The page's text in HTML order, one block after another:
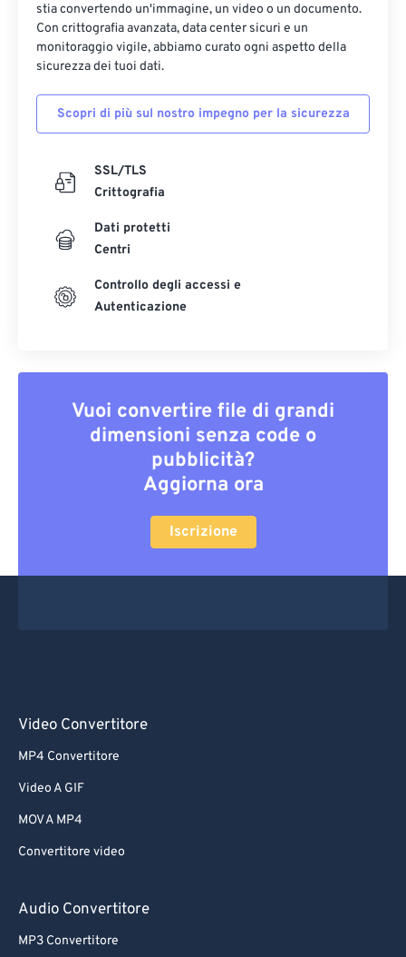
stia convertendo un'immagine, un video o un documento.
Con crittografia avanzata, data center sicuri e un
monitoraggio vigile, abbiamo curato ogni aspetto della
sicurezza dei tuoi dati.
Scopri di più sul nostro impegno per la sicurezza
SSL/TLS
Crittografia
Dati protetti
Centri
Controllo degli accessi e
Autenticazione
Vuoi convertire file di grandi
dimensioni senza code o
pubblicità?
Aggiorna ora
Iscrizione
Video Convertitore
MP4 Convertitore
Video A GIF
MOV A MP4
Convertitore video
Audio Convertitore
MP3 Convertitore